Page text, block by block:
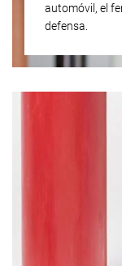
automóvil, el
defensa.